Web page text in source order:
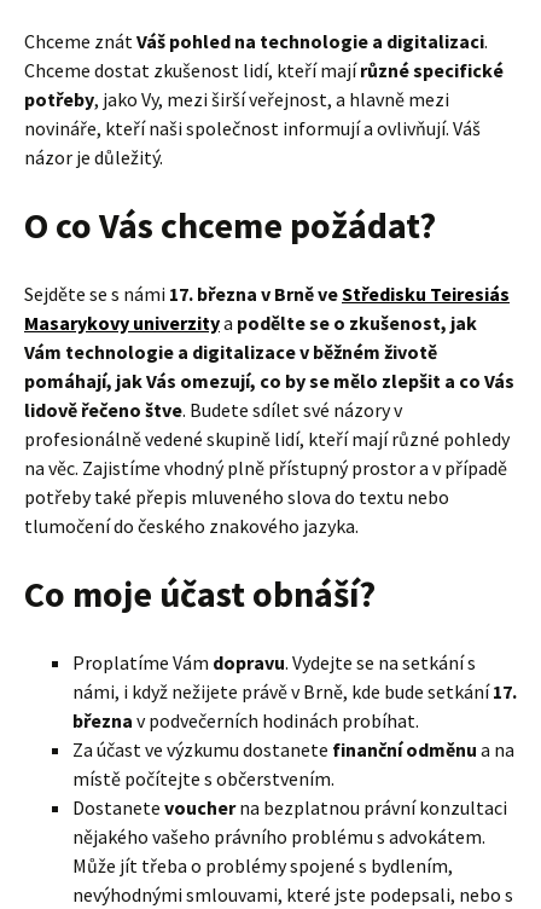
Chceme znátVáš pohled na technologie a digitalizaci.
Chceme dostat zkušenost lidí, kteří majírůzné specifické
potřeby, jako Vy, mezi širší veřejnost, a hlavně mezi
novináře, kteří naši společnost informují a ovlivňují. Váš
názor je důležitý.
O co Vás chceme požádat?
Sejděte se s námi 17. března v Brně veStředisku Teiresiás
Masarykovy univerzitya podělte se o zkušenost, jak
Vám technologie a digitalizace v běžném životě
pomáhají, jak Vás omezují, co by se mělo zlepšit a co Vás
lidově řečeno štve. Budete sdílet své názory v
profesionálně vedené skupině lidí, kteří mají různé pohledy
na věc. Zajistíme vhodný plně přístupný prostor a v případě
potřeby také přepis mluveného slova do textu nebo
tlumočení do českého znakového jazyka.
Co moje účast obnáší?
Proplatíme Vám dopravu. Vydejte se na setkání s
námi, i když nežijete právě v Brně, kde bude setkání17.
března v podvečerních hodinách probíhat.
Za účast ve výzkumu dostanete finanční odměnu a na
místě počítejte s občerstvením.
Dostanete voucherna bezplatnou právní konzultaci
nějakého vašeho právního problému s advokátem.
Může jít třeba o problémy spojené s bydlením,
nevýhodnými smlouvami, které jste podepsali, nebo s